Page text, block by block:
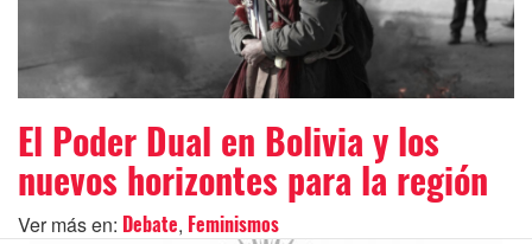
El Poder Dual en Bolivia y los
nuevos horizontes para la región
Ver más en: Debate, Feminismos